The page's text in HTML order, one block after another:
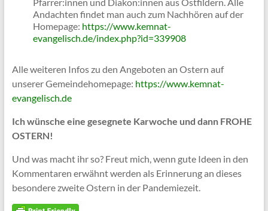
Andachten findet man auch zum Nachhören auf der
Homepage: https://www.kemnat-
evangelisch.de/index.php?id=339908
Alle weiteren Infos zu den Angeboten an Ostern auf
unserer Gemeindehomepage: https://www.kemnat-
evangelisch.de
Ich wünsche eine gesegnete Karwoche und dann FROHE
OSTERN!
Und was macht ihr so? Freut mich, wenn gute Ideen in den
Kommentaren erwähnt werden als Erinnerung an dieses
besondere zweite Ostern in der Pandemiezeit.